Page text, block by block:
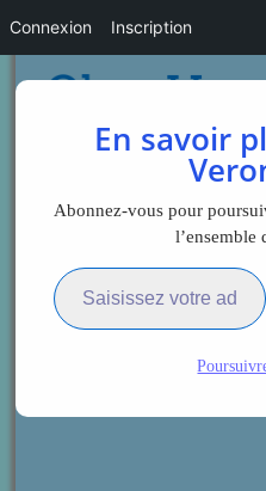
En savoir
Abonnez-vous pour
l’ensemble
Saisissez votre adresse e-mail…
Connexion Inscription